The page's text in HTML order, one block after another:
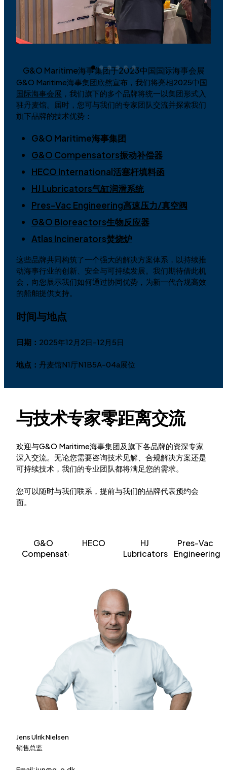
G&O Maritime海事集团于2023中国国际海事会展
G&O Maritime海事集团欣然宣布，我们将亮相2025中国
国际海事会展 ，我们旗下的多个品牌将统一以集团形式入
驻丹麦馆。届时，您可与我们的专家团队交流并探索我们
旗下品牌的技术优势：
G&O Maritime海事集团
G&O Compensators振动补偿器
HECO International活塞杆填料函
HJ Lubricators气缸润滑系统
Pres-Vac Engineering高速压力/真空阀
G&O Bioreactors生物反应器
Atlas Incinerators焚烧炉
这些品牌共同构筑了一个强大的解决方案体系，以持续推
动海事行业的创新、安全与可持续发展。我们期待借此机
会，向您展示我们如何通过协同优势，为新一代合规高效
的船舶提供支持。
时间与地点
日期： 2025年12月2日-12月5日
地点： 丹麦馆N1厅N1B5A-04a展位
与技术专家零距离交流
欢迎与G&O Maritime海事集团及旗下各品牌的资深专家
深入交流。无论您需要咨询技术见解、合规解决方案还是
可持续技术，我们的专业团队都将满足您的需求。
您可以随时与我们联系，提前与我们的品牌代表预约会
面。
G&O
Compensators
HECO
HJ
Lubricators
Pres-Vac
Engineering
Jens Ulrik Nielsen
销售总监